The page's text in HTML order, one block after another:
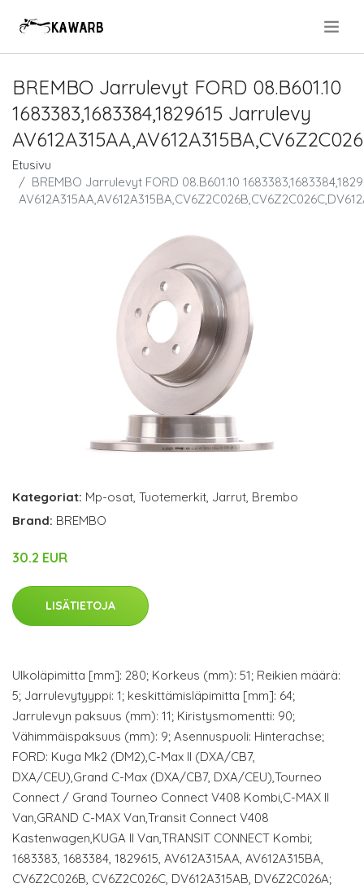
BREMBO Jarrulevyt FORD 08.B601.10
1683383,1683384,1829615 Jarrulevy
Etusivu
BREMBO Jarrulevyt FORD 08.B601.10
Kategoriat: Mp-osat, Tuotemerkit, Jarrut, Brembo
Brand: BREMBO
30.2 EUR
LISÄTIETOJA
Ulkoläpimitta [mm]: 280; Korkeus (mm): 51; Reikien määrä:
5; Jarrulevytyyppi: 1; keskittämisläpimitta [mm]: 64;
Jarrulevyn paksuus (mm): 11; Kiristysmomentti: 90;
Vähimmäispaksuus (mm): 9; Asennuspuoli: Hinterachse;
FORD: Kuga Mk2 (DM2),C-Max II (DXA/CB7,
DXA/CEU),Grand C-Max (DXA/CB7, DXA/CEU),Tourneo
Connect / Grand Tourneo Connect V408 Kombi,C-MAX II
Van,GRAND C-MAX Van,Transit Connect V408
Kastenwagen,KUGA II Van,TRANSIT CONNECT Kombi;
1683383, 1683384, 1829615, AV612A315AA, AV612A315BA,
CV6Z2C026B, CV6Z2C026C, DV612A315AB, DV6Z2C026A;